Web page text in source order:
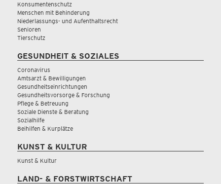
Konsumentenschutz
Menschen mit Behinderung
Niederlassungs- und Aufenthaltsrecht
Senioren
Tierschutz
GESUNDHEIT & SOZIALES
Coronavirus
Amtsarzt & Bewilligungen
Gesundheitseinrichtungen
Gesundheitsvorsorge & Forschung
Pflege & Betreuung
Soziale Dienste & Beratung
Sozialhilfe
Beihilfen & Kurplätze
KUNST & KULTUR
Kunst & Kultur
LAND- & FORSTWIRTSCHAFT